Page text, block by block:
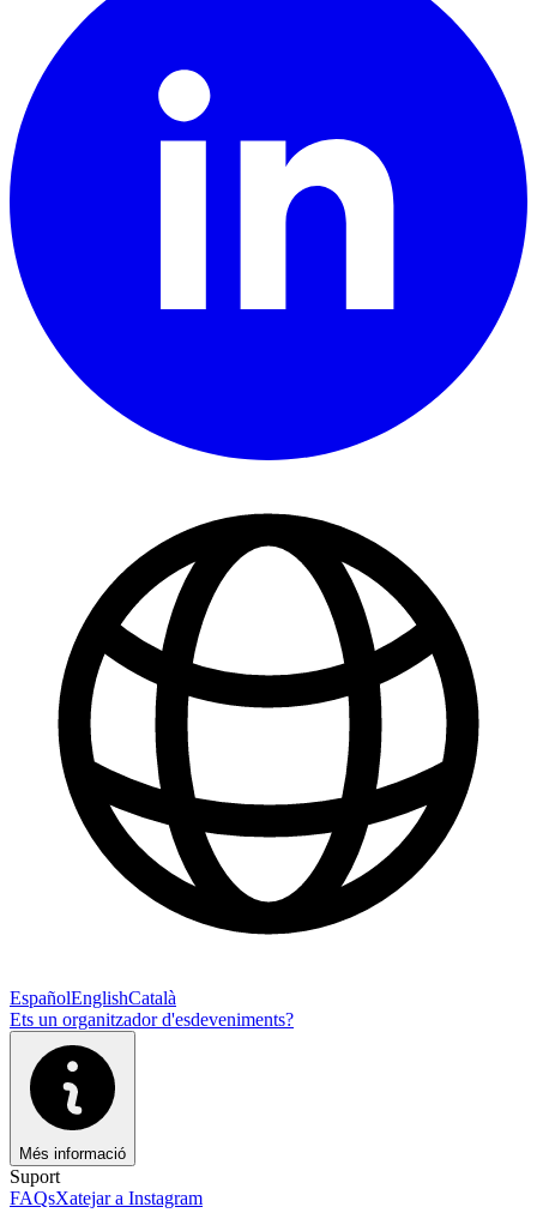
EspañolEnglishCatalà
Ets un organitzador d'esdeveniments?
Més informació
Suport
FAQsXatejar a Instagram